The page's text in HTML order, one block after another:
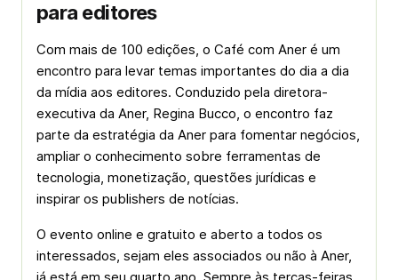
para editores
Com mais de 100 edições, o Café com Aner é um
encontro para levar temas importantes do dia a dia
da mídia aos editores. Conduzido pela diretora-
executiva da Aner, Regina Bucco, o encontro faz
parte da estratégia da Aner para fomentar negócios,
ampliar o conhecimento sobre ferramentas de
tecnologia, monetização, questões jurídicas e
inspirar os publishers de notícias.
O evento online e gratuito e aberto a todos os
interessados, sejam eles associados ou não à Aner,